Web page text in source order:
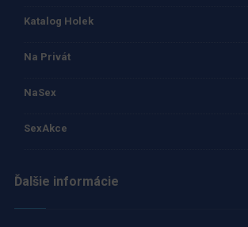
Katalog Holek
Na Privát
NaSex
SexAkce
Ďalšie informácie